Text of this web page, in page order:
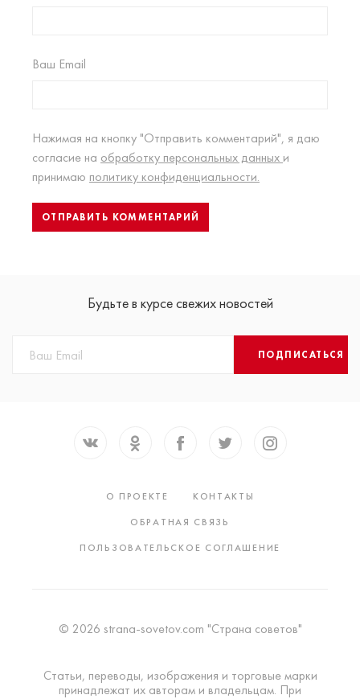
Ваш Email
Нажимая на кнопку "Отправить комментарий", я даю
согласие на обработку персональных данных и
принимаю политику конфиденциальности.
Будьте в курсе свежих новостей
ПОДПИСАТЬСЯ
О ПРОЕКТЕ
КОНТАКТЫ
ОБРАТНАЯ СВЯЗЬ
ПОЛЬЗОВАТЕЛЬСКОЕ СОГЛАШЕНИЕ
© 2026 strana-sovetov.com "Страна советов"
Статьи, переводы, изображения и торговые марки
принадлежат их авторам и владельцам. При